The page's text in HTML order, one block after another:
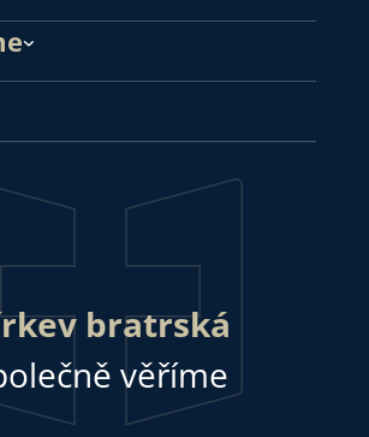
bratrská
věříme